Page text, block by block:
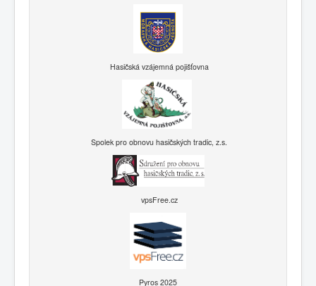
Hasičská vzájemná pojišťovna
Spolek pro obnovu hasičských tradic, z.s.
vpsFree.cz
Pyros 2025